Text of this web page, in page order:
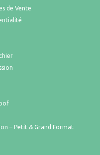
de Vente
– Petit & Grand Format